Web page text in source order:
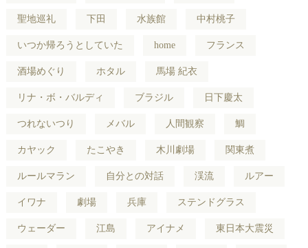
聖地巡礼 下田 水族館 中村桃子
いつか帰ろうとしていた home フランス
酒場めぐり ホタル 馬場 紀衣
リナ・ボ・バルディ ブラジル 日下慶太
つれないつり メバル 人間観察 鯛
カヤック たこやき 木川劇場 関東煮
ルールマラン 自分との対話 渓流 ルアー
イワナ 劇場 兵庫 ステンドグラス
ウェーダー 江島 アイナメ 東日本大震災